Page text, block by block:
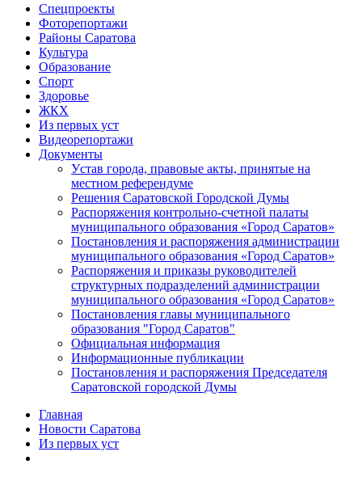
Спецпроекты
Фоторепортажи
Районы Саратова
Культура
Образование
Спорт
Здоровье
ЖКХ
Из пеpвых уст
Видеорепортажи
Документы
Уcтав города, правовые акты, принятые на
местном референдуме
Решения Саратовской Городской Думы
Распоряжения контрольно-счетной палаты
муниципального образования «Город Саратов»
Постановления и распоряжения администрации
муниципального образования «Город Саратов»
Распоряжения и приказы руководителей
структурных подразделений администрации
муниципального образования «Город Саратов»
Постановления главы муниципального
образования "Город Саратов"
Официальная информация
Информационные публикации
Постановления и распоряжения Председателя
Саратовской городской Думы
Главная
Новости Саратова
Из пеpвых уст